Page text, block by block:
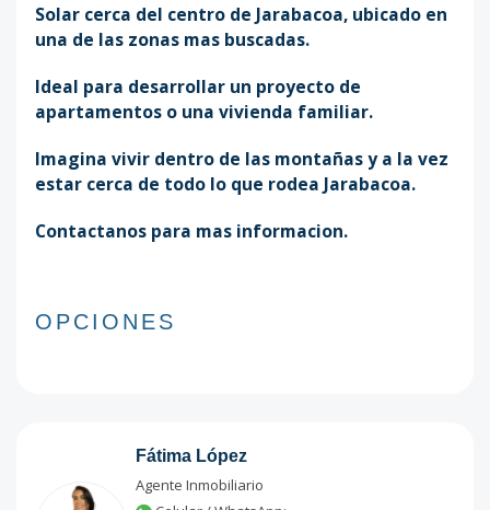
Solar cerca del centro de Jarabacoa, ubicado en
una de las zonas mas buscadas.
Ideal para desarrollar un proyecto de
apartamentos o una vivienda familiar.
Imagina vivir dentro de las montañas y a la vez
estar cerca de todo lo que rodea Jarabacoa.
Contactanos para mas informacion.
OPCIONES
Fátima López
Agente Inmobiliario